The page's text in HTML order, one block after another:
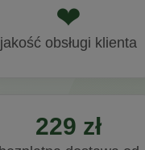
❤
jakość obsługi klienta
229 zł